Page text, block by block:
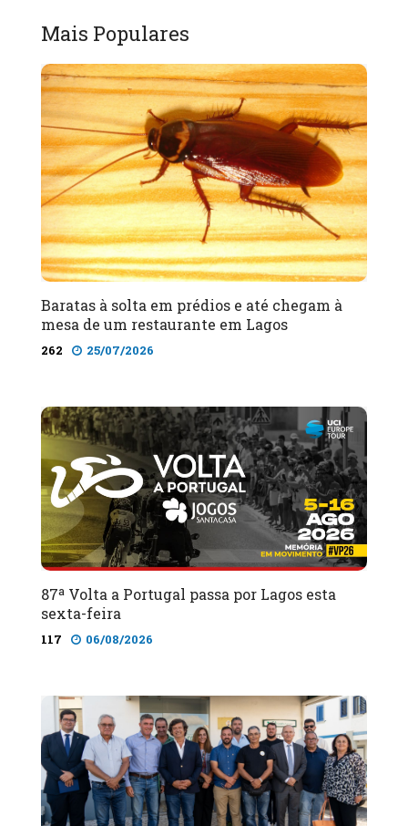
Mais Populares
Baratas à solta em prédios e até chegam à
mesa de um restaurante em Lagos
262 25/07/2026
87ª Volta a Portugal passa por Lagos esta
sexta-feira
117 06/08/2026